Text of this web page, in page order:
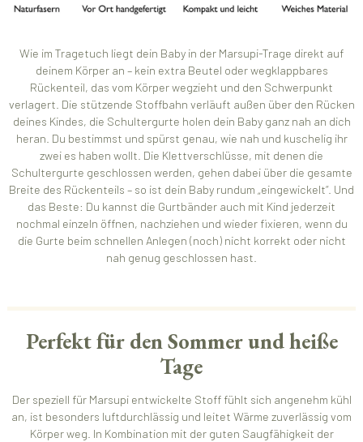
Wie im Tragetuch liegt dein Baby in der Marsupi-Trage direkt auf
deinem Körper an – kein extra Beutel oder wegklappbares
Rückenteil, das vom Körper wegzieht und den Schwerpunkt
verlagert. Die stützende Stoffbahn verläuft außen über den Rücken
deines Kindes, die Schultergurte holen dein Baby ganz nah an dich
heran. Du bestimmst und spürst genau, wie nah und kuschelig ihr
zwei es haben wollt. Die Klettverschlüsse, mit denen die
Schultergurte geschlossen werden, gehen dabei über die gesamte
Breite des Rückenteils – so ist dein Baby rundum „eingewickelt“. Und
das Beste: Du kannst die Gurtbänder auch mit Kind jederzeit
nochmal einzeln öffnen, nachziehen und wieder fixieren, wenn du
die Gurte beim schnellen Anlegen (noch) nicht korrekt oder nicht
nah genug geschlossen hast.
Perfekt für den Sommer und heiße
Tage
Der speziell für Marsupi entwickelte Stoff fühlt sich angenehm kühl
an, ist besonders luftdurchlässig und leitet Wärme zuverlässig vom
Körper weg. In Kombination mit der guten Saugfähigkeit der